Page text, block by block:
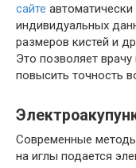
сайте
индивидуальных
размеров кистей и
Это позволяет
повысить точность
Современные
на иглы подается